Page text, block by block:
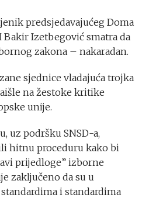
predsjedavajućeg Doma
Bakir Izetbegović smatra da
zakona – nakaradan.
sjednice vladajuća trojka
na žestoke kritike
unije.
uz podršku SNSD-a,
hitnu proceduru kako bi
prijedloge” izborne
zaključeno da su u
i standardima